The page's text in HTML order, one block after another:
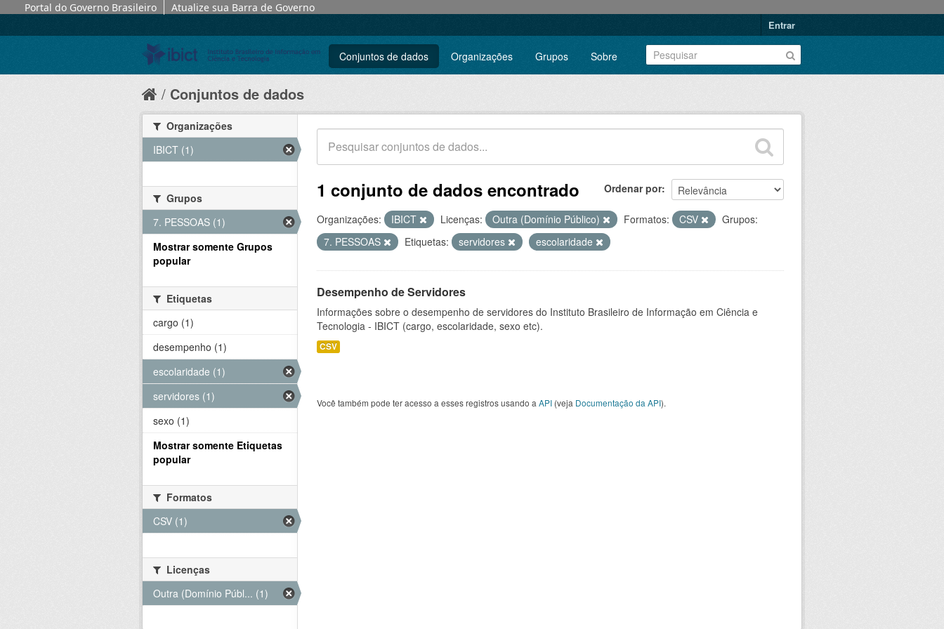
Portal do Governo Brasileiro
Atualize sua Barra de Governo
Entrar
Conjuntos de dados Organizações Grupos Sobre
Conjuntos de dados
Ordenar por
1 conjunto de dados encontrado
Organizações: IBICT Licenças: Outra (Domínio Público) Formatos: CSV
Grupos:
7. PESSOAS
Etiquetas: servidores escolaridade
Desempenho de Servidores
Informações sobre o desempenho de servidores do Instituto Brasileiro de Informação em Ciência e
Tecnologia - IBICT (cargo, escolaridade, sexo etc).
CSV
Você também pode ter acesso a esses registros usando a API (veja Documentação da API).
Organizações
IBICT (1)
Grupos
7. PESSOAS (1)
Mostrar somente Grupos
popular
Etiquetas
cargo (1)
desempenho (1)
escolaridade (1)
servidores (1)
sexo (1)
Mostrar somente Etiquetas
popular
Formatos
CSV (1)
Licenças
Outra (Domínio Públ... (1)